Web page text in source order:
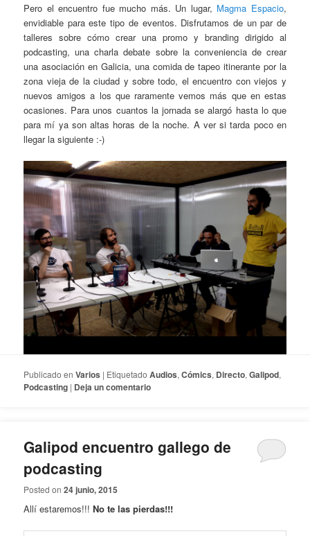
Pero el encuentro fue mucho más. Un lugar, Magma Espacio,
envidiable para este tipo de eventos. Disfrutamos de un par de
talleres sobre cómo crear una promo y branding dirigido al
podcasting, una charla debate sobre la conveniencia de crear
una asociación en Galicia, una comida de tapeo itinerante por la
zona vieja de la ciudad y sobre todo, el encuentro con viejos y
nuevos amigos a los que raramente vemos más que en estas
ocasiones. Para unos cuantos la jornada se alargó hasta lo que
para mí ya son altas horas de la noche. A ver si tarda poco en
llegar la siguiente :-)
Publicado en Varios | Etiquetado Audios,Cómics, Directo,Galipod,
Podcasting | Deja un comentario
Galipod encuentro gallego de
podcasting
Posted on24 junio, 2015
Allí estaremos!!!No te las pierdas!!!